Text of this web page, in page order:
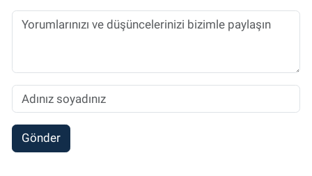
Gönder